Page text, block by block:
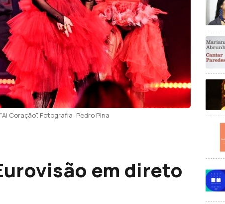
Coração". Fotografia: Pedro Pina
em direto